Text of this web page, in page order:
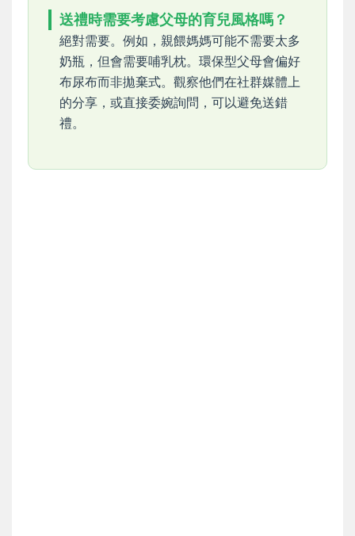
送禮時需要考慮父母的育兒風格嗎？
絕對需要。例如，親餵媽媽可能不需要太多
奶瓶，但會需要哺乳枕。環保型父母會偏好
布尿布而非拋棄式。觀察他們在社群媒體上
的分享，或直接委婉詢問，可以避免送錯
禮。